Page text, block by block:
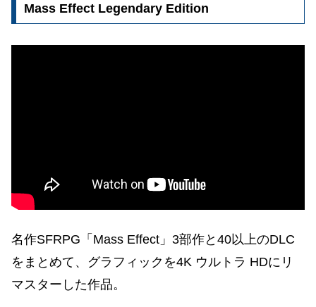
Mass Effect Legendary Edition
名作SFRPG「Mass Effect」3部作と40以上のDLC
をまとめて、グラフィックを4K ウルトラ HDにリ
マスターした作品。